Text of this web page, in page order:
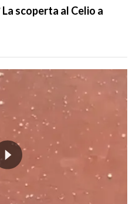
scoperta al Celio a